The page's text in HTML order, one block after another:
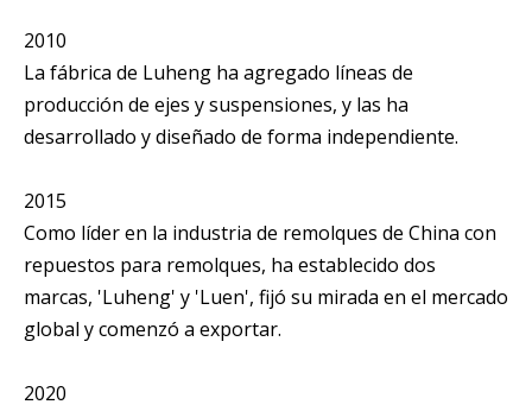
2010
La fábrica de Luheng ha agregado líneas de
producción de ejes y suspensiones, y las ha
desarrollado y diseñado de forma independiente.
2015
Como líder en la industria de remolques de China con
repuestos para remolques, ha establecido dos
marcas, 'Luheng' y 'Luen', fijó su mirada en el mercado
global y comenzó a exportar.
2020